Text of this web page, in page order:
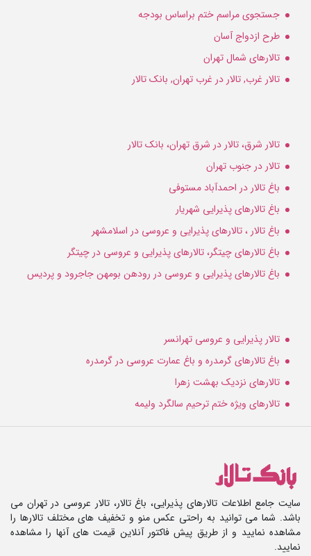
جستجوی مراسم ختم براساس بودجه
طرح ازدواج آسان
تالارهای شمال تهران
تالار غرب, تالار در غرب تهران, بانک تالار
تالار شرق، تالار در شرق تهران، بانک تالار
تالار در جنوب تهران
باغ تالار در احمدآباد مستوفی
باغ تالارهای پذیرایی شهریار
باغ تالار ، تالارهای پذیرایی و عروسی در اسلامشهر
باغ تالارهای چیتگر، تالارهای پذیرایی و عروسی در چیتگر
باغ تالارهای پذیرایی و عروسی در رودهن بومهن جاجرود و پردیس
تالار پذیرایی و عروسی تهرانسر
باغ تالارهای گرمدره و باغ عمارت عروسی در گرمدره
تالارهای نزدیک بهشت زهرا
تالارهای ویژه ختم ترحیم سالگرد ولیمه
سایت جامع اطلاعات تالارهای پذیرایی، باغ تالار، تالار عروسی در تهران می
باشد. شما می توانید به راحتی عکس منو و تخفیف های مختلف تالارها را
مشاهده نمایید و از طریق پیش فاکتور آنلاین قیمت های آنها را مشاهده
نمایید.